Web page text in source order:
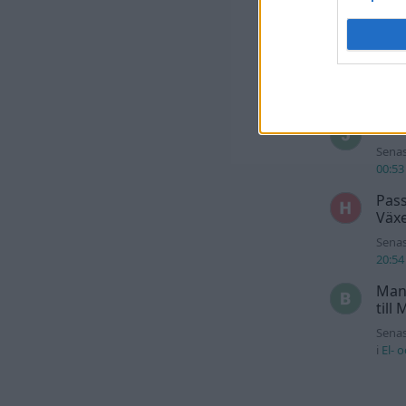
El-
00:53
20:54
till
i El-